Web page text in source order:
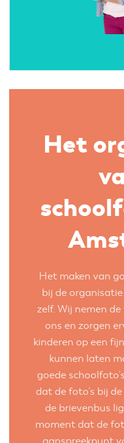
Het
Het maken van
bij de
zelf. Wij nemen
ons en zorgen
kinderen op een
kunnen laten
goede
dat de foto’s bij
de brievenbus
moment dat de